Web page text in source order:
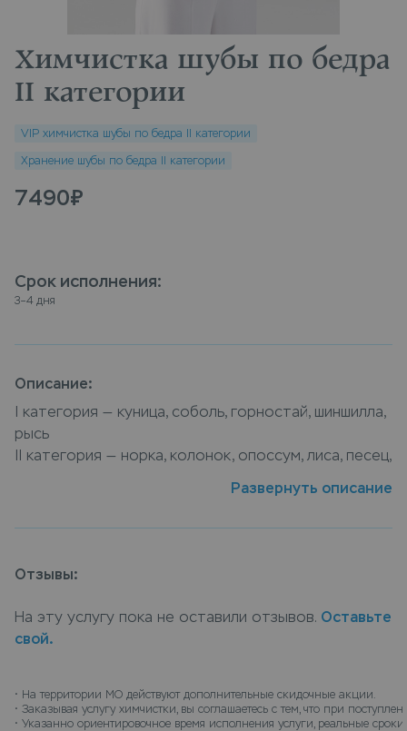
Химчистка шубы по бедра
II категории
VIP химчистка шубы по бедра II категории
Хранение шубы по бедра II категории
7490₽
Срок исполнения:
3–4 дня
Описание:
I категория — куница, соболь, горностай, шиншилла,
рысь
II категория — норка, колонок, опоссум, лиса, песец,
III категория — кролик, цигейка, мутон, нутрия, волк,
Шуба по бедра ii категория как и все меховые
которые ни в коем случае нельзя стирать в
домашних условиях. Материал изделия является
бедра II категории специалистами компании Leda
обеспечит изделию из меха правильный уход и
Развернуть описание
Отзывы:
На эту услугу пока не оставили отзывов. Оставьте
свой.
• На территории МО действуют дополнительные скидочные акции.
• Заказывая услугу химчистки, вы соглашаетесь с тем, что при
• Указанно ориентировочное время исполнения услуги, реальные сроки